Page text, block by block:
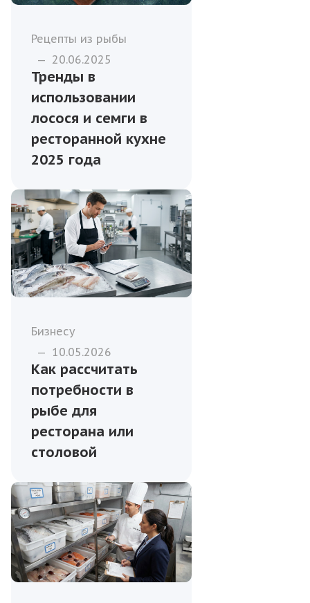
Рецепты из рыбы
— 20.06.2025
Тренды в
использовании
лосося и семги в
ресторанной кухне
2025 года
Бизнесу
— 10.05.2026
Как рассчитать
потребности в
рыбе для
ресторана или
столовой